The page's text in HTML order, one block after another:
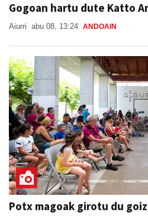
Gogoan hartu dute Katto
Aiurri abu 08, 13:24 ANDOAIN
Potx magoak girotu du